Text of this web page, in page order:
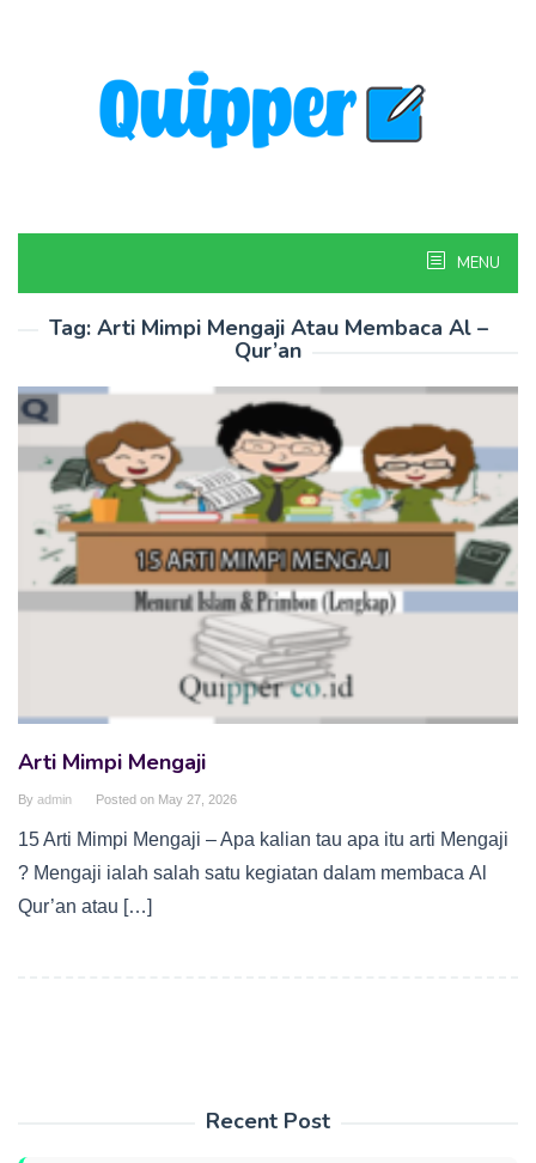
MENU
Tag: Arti Mimpi Mengaji Atau Membaca Al –
Qur’an
Arti Mimpi Mengaji
By admin Posted on May 27, 2026
15 Arti Mimpi Mengaji – Apa kalian tau apa itu arti Mengaji
? Mengaji ialah salah satu kegiatan dalam membaca Al
Qur’an atau […]
Recent Post